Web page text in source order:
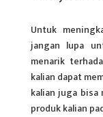
Untuk
jangan lupa
menarik
kalian dapat
kalian juga
produk kalian